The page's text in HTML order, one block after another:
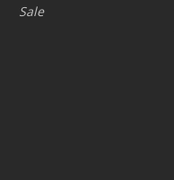
Sale